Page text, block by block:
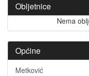
Obljetnice
Nema
Općine
Metković